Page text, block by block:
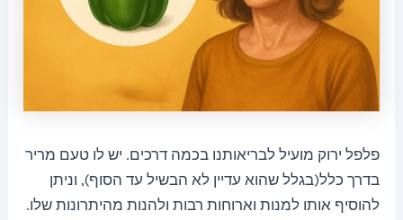
פלפל ירוק מועיל לבריאותנו בכמה דרכים. יש לו טעם מריר
בדרך כלל(בגלל שהוא עדיין לא הבשיל עד הסוף), וניתן
להוסיף אותו למנות וארוחות רבות ולהנות מהיתרונות שלו.